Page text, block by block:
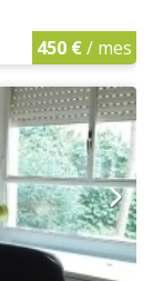
450 €/ mes